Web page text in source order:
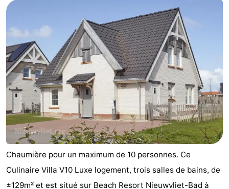
Chaumière pour un maximum de 10 personnes. Ce
Culinaire Villa V10 Luxe logement, trois salles de bains, de
±129m² et est situé sur Beach Resort Nieuwvliet-Bad à